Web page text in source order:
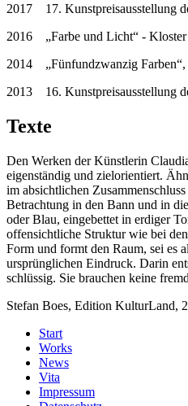
2017 17. Kunstpreisausstellung
2016 „Farbe und Licht“ -
2014 „Fünfundzwanzig Farben“,
2013 16. Kunstpreisausstellung
Texte
Den Werken der Künstlerin
eigenständig und zielorientiert.
im absichtlichen
Betrachtung in den Bann und in
oder Blau, eingebettet in erdiger
offensichtliche Struktur wie bei
Form und formt den Raum, sei es
ursprünglichen Eindruck. Darin
schlüssig. Sie brauchen keine
Stefan Boes, Edition KulturLand,
Start
Works
News
Vita
Impressum